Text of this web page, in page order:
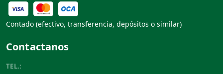
Contado (efectivo, transferencia, depósitos o similar)
Contactanos
TEL.: